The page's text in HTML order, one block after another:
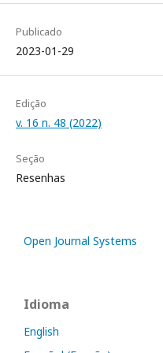
Publicado
2023-01-29
Edição
v. 16 n. 48 (2022)
Seção
Resenhas
Open Journal Systems
Idioma
English